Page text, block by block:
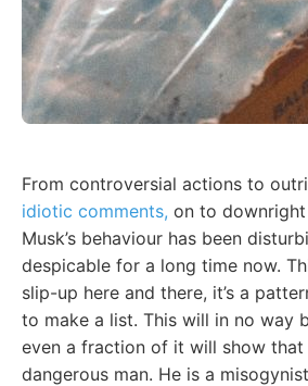
From controversial actions to
idiotic comments, on to
Musk’s behaviour has been
despicable for a long time now.
slip-up here and there, it’s a
to make a list. This will in no way
even a fraction of it will show that
dangerous man. He is a